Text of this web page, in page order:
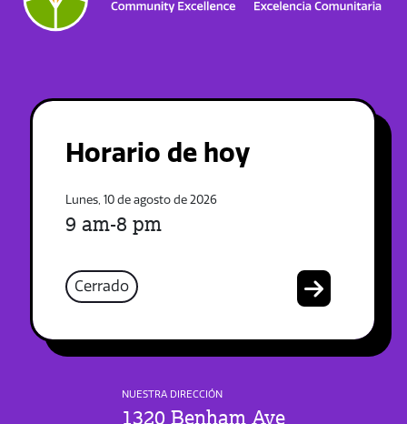
Horario de hoy
Lunes, 10 de agosto de 2026
9 am-8 pm
Cerrado
NUESTRA DIRECCIÓN
1320 Benham Ave